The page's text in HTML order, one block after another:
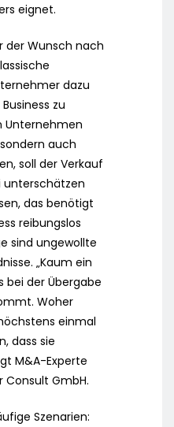
eignet.
der Wunsch nach
dazu
zu
Unternehmen
auch
soll der Verkauf
unterschätzen
das benötigt
reibungslos
sind ungewollte
„Kaum ein
bei der Übergabe
Woher
einmal
dass sie
M&A-Experte
GmbH.
Szenarien: